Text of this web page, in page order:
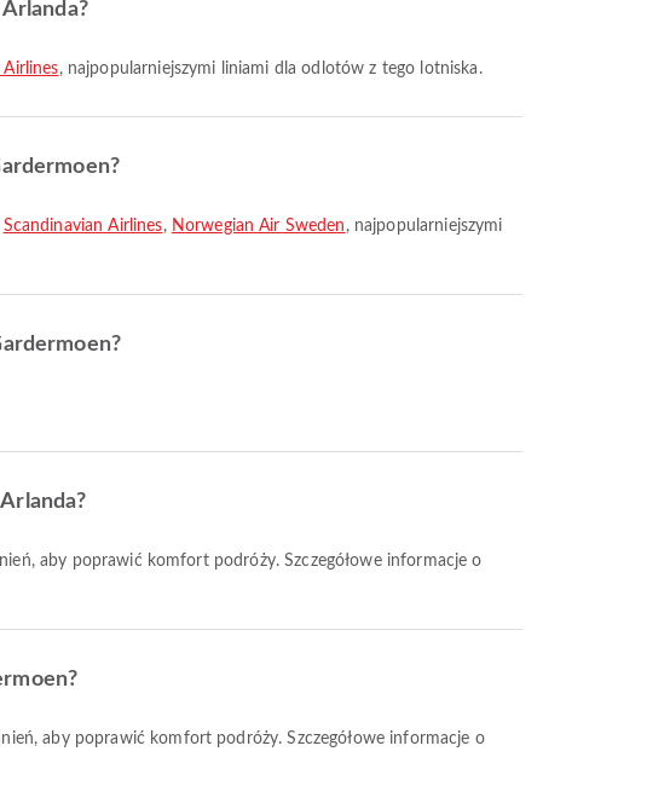
Airlines, najpopularniejszymi liniami dla odlotów z tego lotniska.
Scandinavian Airlines, Norwegian Air Sweden , najpopularniejszymi